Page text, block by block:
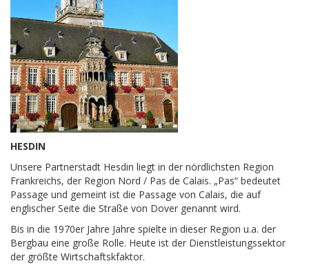
HESDIN
Unsere Partnerstadt Hesdin liegt in der nördlichsten Region
Frankreichs, der Region Nord / Pas de Calais. „Pas“ bedeutet
Passage und gemeint ist die Passage von Calais, die auf
englischer Seite die Straße von Dover genannt wird.
Bis in die 1970er Jahre Jahre spielte in dieser Region u.a. der
Bergbau eine große Rolle. Heute ist der Dienstleistungssektor
der größte Wirtschaftskfaktor.